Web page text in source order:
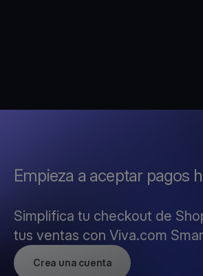
Empieza a aceptar pagos
Simplifica tu checkout de
tus ventas con Viva.com
Crea una cuenta